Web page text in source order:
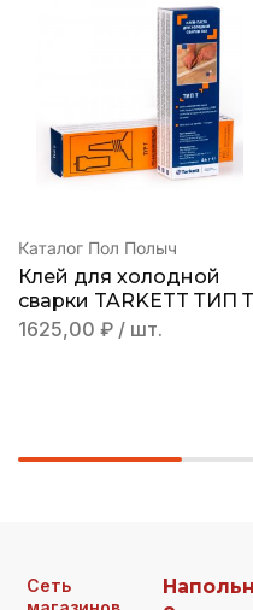
Каталог Пол Полыч
Клей для холодной
сварки TARKETT ТИП Т
1625,00 ₽ / шт.
Сеть